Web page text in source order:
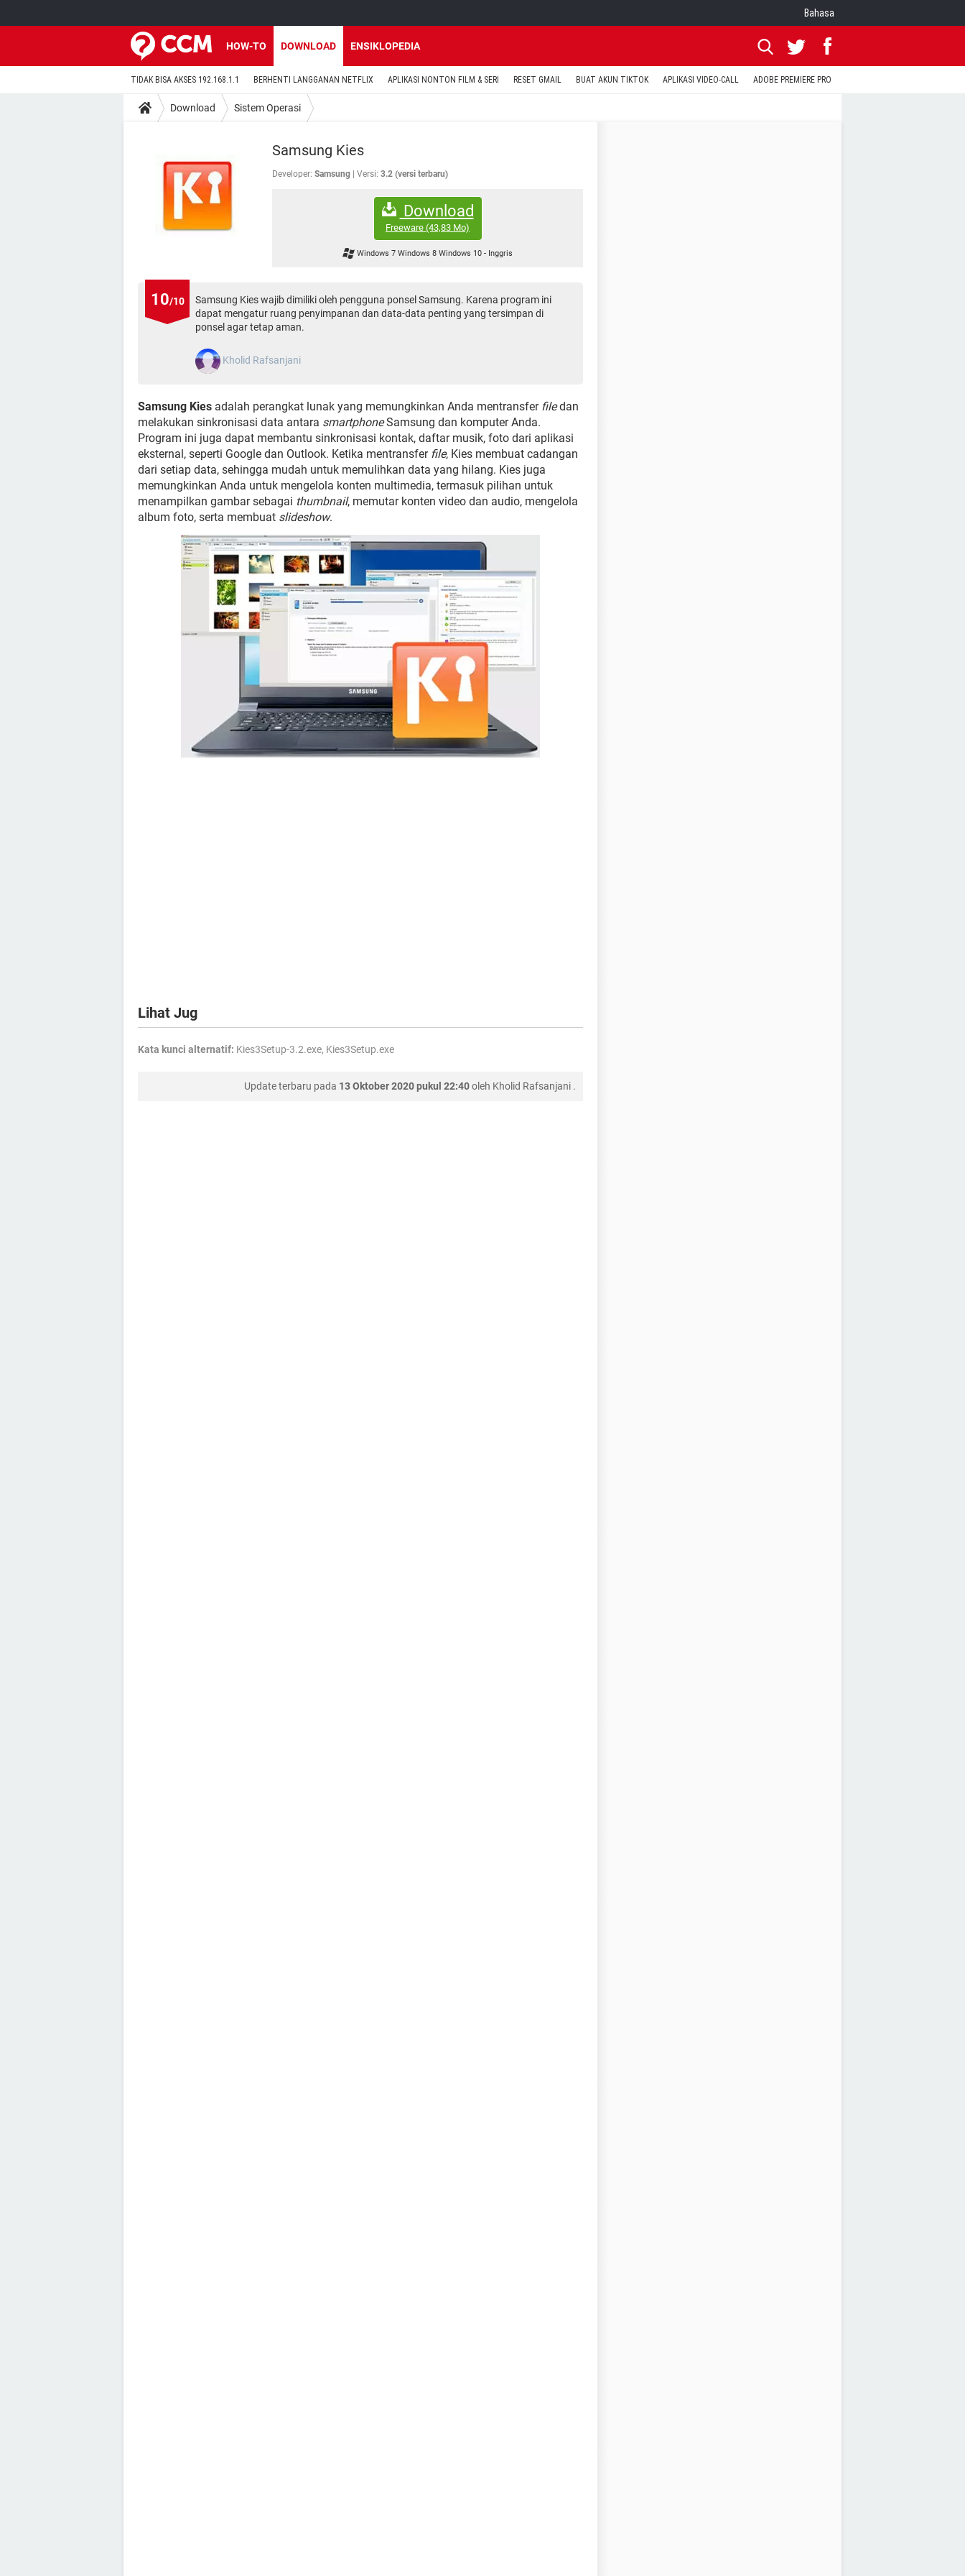
Bahasa
HOW-TO DOWNLOAD ENSIKLOPEDIA
TIDAK BISA AKSES 192.168.1.1 BERHENTI LANGGANAN NETFLIX APLIKASI NONTON FILM & SERI RESET GMAIL BUAT AKUN TIKTOK APLIKASI VIDEO-CALL ADOBE PREMIERE PRO
Download Sistem Operasi
Samsung Kies
Developer: Samsung Versi: 3.2 (versi terbaru)
Download
Freeware (43,83 Mo)
Windows 7 Windows 8 Windows 10- Inggris
10/10
Samsung Kies wajib dimiliki oleh pengguna ponsel Samsung. Karena program ini
dapat mengatur ruang penyimpanan dan data-data penting yang tersimpan di
ponsel agar tetap aman.
Kholid Rafsanjani
Samsung Kies adalah perangkat lunak yang memungkinkan Anda mentransfer filedan
melakukan sinkronisasi data antara smartphoneSamsung dan komputer Anda.
Program ini juga dapat membantu sinkronisasi kontak, daftar musik, foto dari aplikasi
eksternal, seperti Google dan Outlook. Ketika mentransfer file, Kies membuat cadangan
dari setiap data, sehingga mudah untuk memulihkan data yang hilang. Kies juga
memungkinkan Anda untuk mengelola konten multimedia, termasuk pilihan untuk
menampilkan gambar sebagai thumbnail, memutar konten video dan audio, mengelola
album foto, serta membuat slideshow.
Lihat Jug
Kata kunci alternatif: Kies3Setup-3.2.exe, Kies3Setup.exe
Update terbaru pada 13 Oktober 2020 pukul 22:40oleh Kholid Rafsanjani .